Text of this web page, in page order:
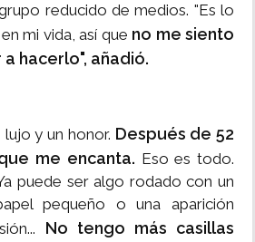
reducido de medios. "Es lo
mi vida, así que no me siento
hacerlo", añadió.
y un honor. Después de 52
me encanta. Eso es todo.
puede ser algo rodado con un
pequeño o una aparición
No tengo más casillas